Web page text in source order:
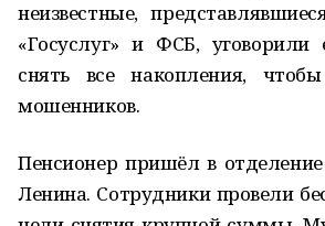
неизвестные,
«Госуслуг» и ФСБ, уговорили
снять все накопления,
мошенников.
Пенсионер пришёл в
Ленина. Сотрудники провели